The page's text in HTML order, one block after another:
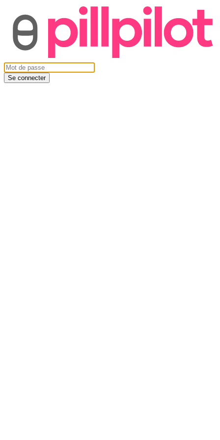
Se connecter